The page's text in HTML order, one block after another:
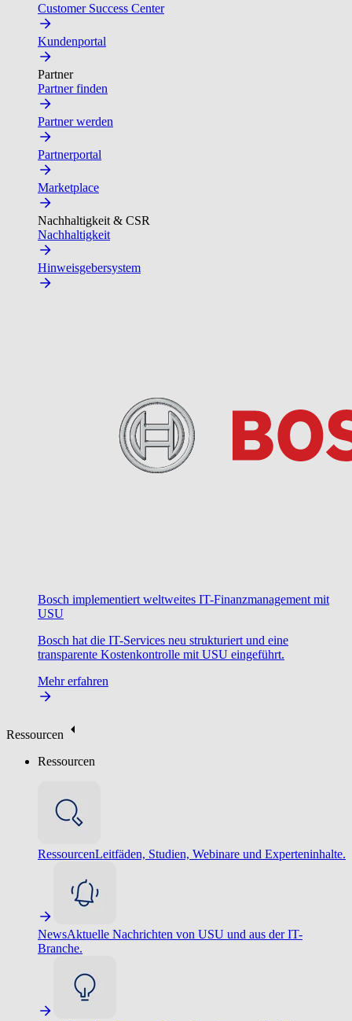
Customer Success Center
Kundenportal
Partner
Partner finden
Partner werden
Partnerportal
Marketplace
Nachhaltigkeit & CSR
Nachhaltigkeit
Hinweisgebersystem
Bosch implementiert weltweites IT-Finanzmanagement mit
USU
Bosch hat die IT-Services neu strukturiert und eine
transparente Kostenkontrolle mit USU eingeführt.
Mehr erfahren
Ressourcen
Ressourcen
RessourcenLeitfäden, Studien, Webinare und Experteninhalte.
NewsAktuelle Nachrichten von USU und aus der IT-
Branche.